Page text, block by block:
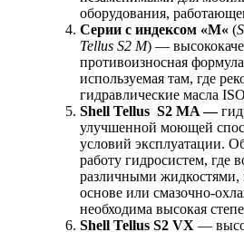
оборудования,
Серии с индексом «M« (
Tellus S2 M) —
противоизносная
используемая там, где
гидравлические масла
Shell Tellus S2 MA—
улучшенной моющей
условий эксплуатации.
работу гидросистем, где
различными жидкостями,
основе или смазочно-
необходима высокая
Shell Tellus S2 VX —